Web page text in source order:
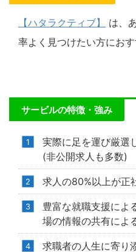
【ハタラクティブ】
は、
率よく見つけたい方におす
サービルの特徴・強み
実際に足を運び厳選
(非公開求人も多数)
求人の80%以上が正
豊富な就職支援によ
場の情報の共有によ
求職者の人生に寄り